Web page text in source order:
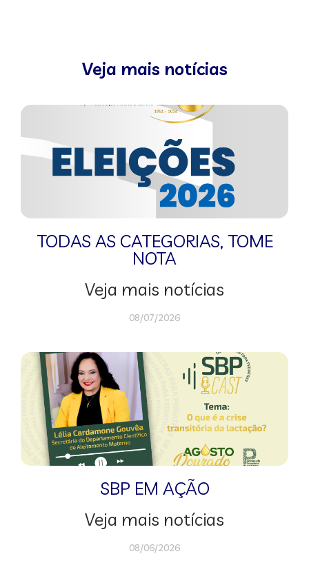
Veja mais notícias
TODAS AS CATEGORIAS, TOME
NOTA
Veja mais notícias
08/07/2026
SBP EM AÇÃO
Veja mais notícias
08/06/2026